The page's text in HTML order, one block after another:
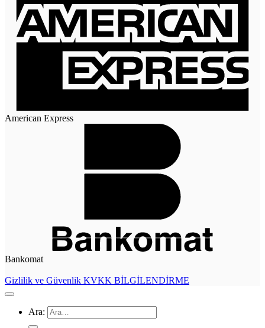
American Express
Bankomat
Gizlilik ve Güvenlik KVKK BİLGİLENDİRME
Ara: